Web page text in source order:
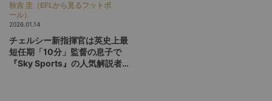
秋吉 圭（EFLから見るフットボ
ール）
2026.01.14
チェルシー新指揮官は英史上最
短任期「10分」監督の息子で
『Sky Sports』の人気解説者。